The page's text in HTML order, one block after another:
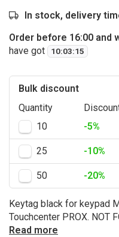
In stock, delivery
Order before 16:00 and
have got
10:03:15
Bulk discount
Quantity
10
-5%
25 -10%
50 -20%
Keytag black for keypad
Touchcenter PROX. NOT
Read more